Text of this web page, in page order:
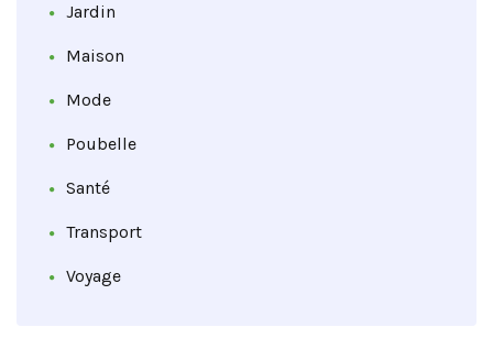
Jardin
Maison
Mode
Poubelle
Santé
Transport
Voyage